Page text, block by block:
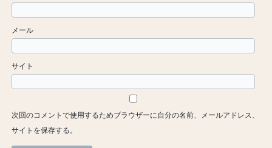
メール
サイト
次回のコメントで使用するためブラウザーに自分の名前、メールアドレス、
サイトを保存する。